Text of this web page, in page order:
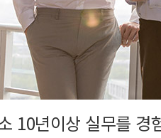
10년이상 실무를 경